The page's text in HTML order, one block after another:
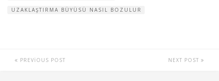
UZAKLAŞTIRMA BÜYÜSÜ NASIL BOZULUR
PREVIOUS POST NEXT POST